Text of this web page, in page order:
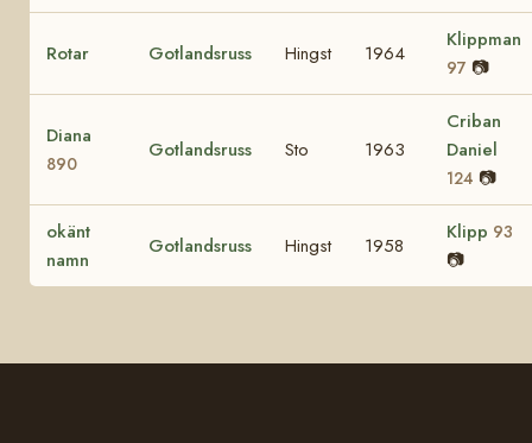
Rotar Gotlandsruss Hingst 1964
Klippman
97 📷
Diana
890
Gotlandsruss Sto 1963
Criban
Daniel
124 📷
okänt
namn
Gotlandsruss Hingst 1958
Klipp 93
📷